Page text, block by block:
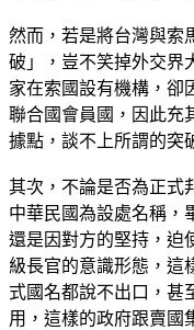
然而，若是將台灣與索
破」，豈不笑掉外交界
家在索國設有機構，卻
聯合國會員國，因此充
據點，談不上所謂的突
其次，不論是否為正式
中華民國為設處名稱，
還是因對方的堅持，迫
級長官的意識形態，這
式國名都說不出口，甚
用，這樣的政府跟賣國